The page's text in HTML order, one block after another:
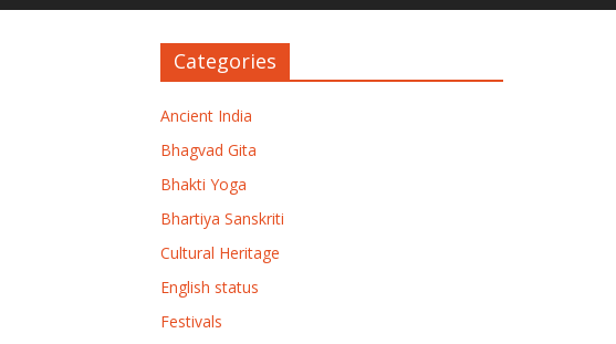
Categories
Ancient India
Bhagvad Gita
Bhakti Yoga
Bhartiya Sanskriti
Cultural Heritage
English status
Festivals